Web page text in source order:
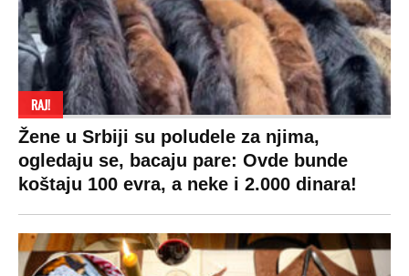
RAJ!
Žene u Srbiji su poludele za njima,
ogledaju se, bacaju pare: Ovde bunde
koštaju 100 evra, a neke i 2.000 dinara!